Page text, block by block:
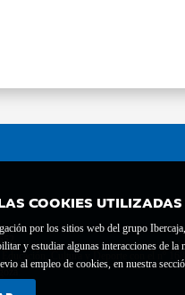
COOKIES UTILIZADAS
por los sitios web del grupo
y estudiar algunas interacciones de
al empleo de cookies, en nuestra
Cultura y Deporte con el nº